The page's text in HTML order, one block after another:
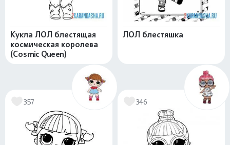
Кукла ЛОЛ блестящая
космическая королева
(Cosmic Queen)
ЛОЛ блестяшка
357 346